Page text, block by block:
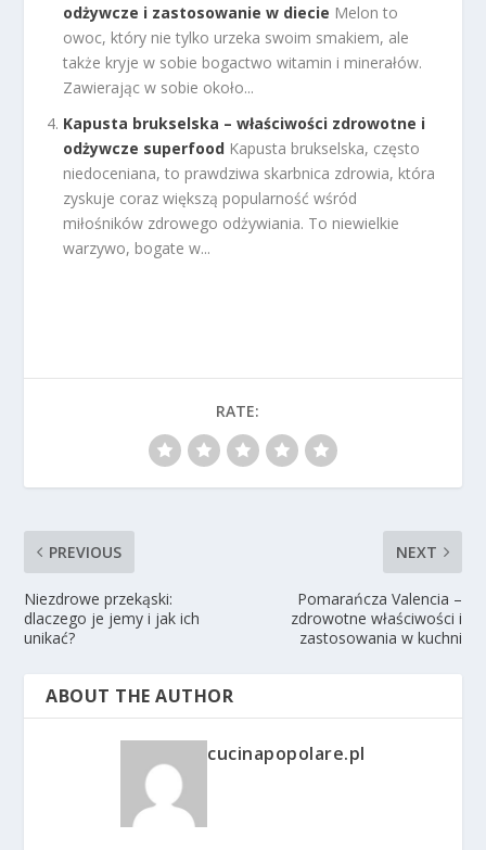
odżywcze i zastosowanie w diecie Melon to
owoc, który nie tylko urzeka swoim smakiem, ale
także kryje w sobie bogactwo witamin i minerałów.
Zawierając w sobie około...
Kapusta brukselska – właściwości zdrowotne i
odżywcze superfood Kapusta brukselska, często
niedoceniana, to prawdziwa skarbnica zdrowia, która
zyskuje coraz większą popularność wśród
miłośników zdrowego odżywiania. To niewielkie
warzywo, bogate w...
RATE:
PREVIOUS
Niezdrowe przekąski:
dlaczego je jemy i jak ich
unikać?
NEXT
Pomarańcza Valencia –
zdrowotne właściwości i
zastosowania w kuchni
ABOUT THE AUTHOR
cucinapopolare.pl